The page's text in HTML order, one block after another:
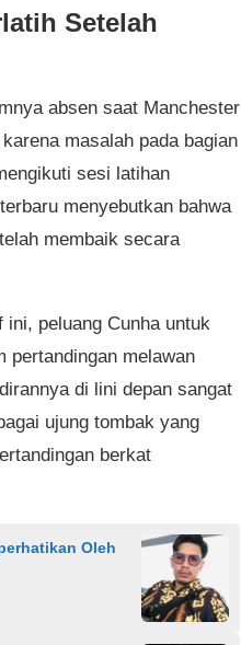
Setelah
absen saat Manchester
masalah pada bagian
sesi latihan
menyebutkan bahwa
membaik secara
ini, peluang Cunha untuk
pertandingan melawan
di lini depan sangat
ujung tombak yang
berkat
Oleh